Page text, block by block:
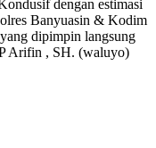
dengan estimasi
Banyuasin & Kodim
dipimpin langsung
Arifin , SH. (waluyo)